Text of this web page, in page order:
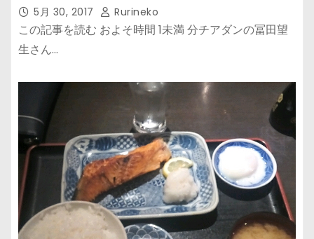
5月 30, 2017 Rurineko
この記事を読む およそ時間 1未満 分チアダンの冨田望
生さん…